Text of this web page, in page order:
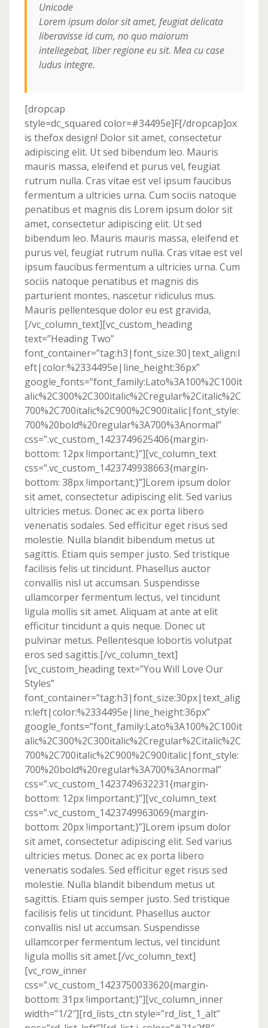
Unicode
Lorem ipsum dolor sit amet, feugiat delicata
liberavisse id cum, no quo maiorum
intellegebat, liber regione eu sit. Mea cu case
ludus integre.
[dropcap
style=dc_squared color=#34495e]F[/dropcap]ox
is thefox design! Dolor sit amet, consectetur
adipiscing elit. Ut sed bibendum leo. Mauris
mauris massa, eleifend et purus vel, feugiat
rutrum nulla. Cras vitae est vel ipsum faucibus
fermentum a ultricies urna. Cum sociis natoque
penatibus et magnis dis Lorem ipsum dolor sit
amet, consectetur adipiscing elit. Ut sed
bibendum leo. Mauris mauris massa, eleifend et
purus vel, feugiat rutrum nulla. Cras vitae est vel
ipsum faucibus fermentum a ultricies urna. Cum
sociis natoque penatibus et magnis dis
parturient montes, nascetur ridiculus mus.
Mauris pellentesque dolor eu est gravida,
[/vc_column_text][vc_custom_heading
text=”Heading Two”
font_container=”tag:h3|font_size:30|text_align:l
eft|color:%2334495e|line_height:36px”
google_fonts=”font_family:Lato%3A100%2C100it
alic%2C300%2C300italic%2Cregular%2Citalic%2C
700%2C700italic%2C900%2C900italic|font_style:
700%20bold%20regular%3A700%3Anormal”
css=”.vc_custom_1423749625406{margin-
bottom: 12px !important;}”][vc_column_text
css=”.vc_custom_1423749938663{margin-
bottom: 38px !important;}”]Lorem ipsum dolor
sit amet, consectetur adipiscing elit. Sed varius
ultricies metus. Donec ac ex porta libero
venenatis sodales. Sed efficitur eget risus sed
molestie. Nulla blandit bibendum metus ut
sagittis. Etiam quis semper justo. Sed tristique
facilisis felis ut tincidunt. Phasellus auctor
convallis nisl ut accumsan. Suspendisse
ullamcorper fermentum lectus, vel tincidunt
ligula mollis sit amet. Aliquam at ante at elit
efficitur tincidunt a quis neque. Donec ut
pulvinar metus. Pellentesque lobortis volutpat
eros sed sagittis.[/vc_column_text]
[vc_custom_heading text=”You Will Love Our
Styles”
font_container=”tag:h3|font_size:30px|text_alig
n:left|color:%2334495e|line_height:36px”
google_fonts=”font_family:Lato%3A100%2C100it
alic%2C300%2C300italic%2Cregular%2Citalic%2C
700%2C700italic%2C900%2C900italic|font_style:
700%20bold%20regular%3A700%3Anormal”
css=”.vc_custom_1423749632231{margin-
bottom: 12px !important;}”][vc_column_text
css=”.vc_custom_1423749963069{margin-
bottom: 20px !important;}”]Lorem ipsum dolor
sit amet, consectetur adipiscing elit. Sed varius
ultricies metus. Donec ac ex porta libero
venenatis sodales. Sed efficitur eget risus sed
molestie. Nulla blandit bibendum metus ut
sagittis. Etiam quis semper justo. Sed tristique
facilisis felis ut tincidunt. Phasellus auctor
convallis nisl ut accumsan. Suspendisse
ullamcorper fermentum lectus, vel tincidunt
ligula mollis sit amet.[/vc_column_text]
[vc_row_inner
css=”.vc_custom_1423750033620{margin-
bottom: 31px !important;}”][vc_column_inner
width=”1/2″][rd_lists_ctn style=”rd_list_1_alt”